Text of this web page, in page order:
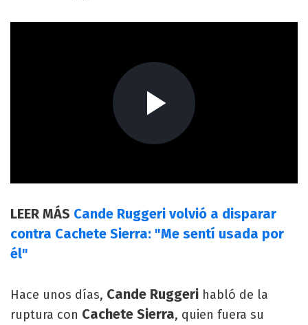
LEER MÁS Cande Ruggeri volvió a disparar
contra Cachete Sierra: "Me sentí usada por
él"
Hace unos días, Cande Ruggeri habló de la
ruptura con Cachete Sierra, quien fuera su